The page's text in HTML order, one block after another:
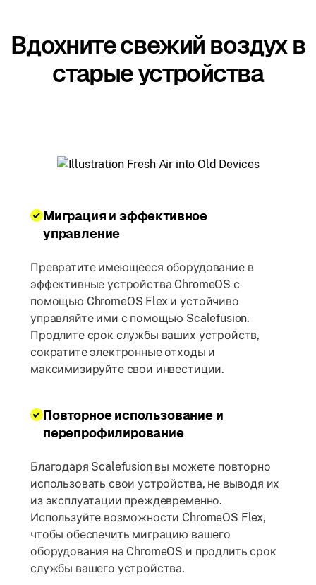
Вдохните свежий воздух в
старые устройства
Миграция и эффективное
управление
Превратите имеющееся оборудование в
эффективные устройства ChromeOS с
помощью ChromeOS Flex и устойчиво
управляйте ими с помощью Scalefusion.
Продлите срок службы ваших устройств,
сократите электронные отходы и
максимизируйте свои инвестиции.
Повторное использование и
перепрофилирование
Благодаря Scalefusion вы можете повторно
использовать свои устройства, не выводя их
из эксплуатации преждевременно.
Используйте возможности ChromeOS Flex,
чтобы обеспечить миграцию вашего
оборудования на ChromeOS и продлить срок
службы вашего устройства.